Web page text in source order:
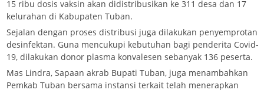
15 ribu dosis vaksin akan didistribusikan ke 311 desa dan 17
kelurahan di Kabupaten Tuban.
Sejalan dengan proses distribusi juga dilakukan penyemprotan
desinfektan. Guna mencukupi kebutuhan bagi penderita Covid-
19, dilakukan donor plasma konvalesen sebanyak 136 peserta.
Mas Lindra, Sapaan akrab Bupati Tuban, juga menambahkan
Pemkab Tuban bersama instansi terkait telah menerapkan